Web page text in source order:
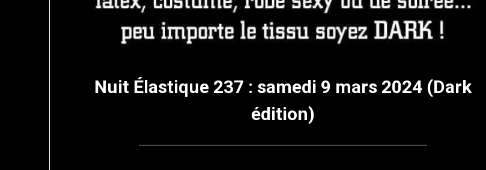
Nuit Élastique 237 : samedi 9 mars 2024 (Dark
édition)